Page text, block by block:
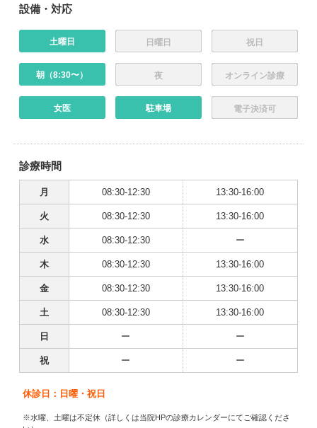
設備・対応
土曜日 日曜日 祝日
朝（8:30〜） 夜 オンライン診療
女医 駐車場 電子決済可
診療時間
月 08:30-12:30 13:30-16:00
火 08:30-12:30 13:30-16:00
水 08:30-12:30 ー
木 08:30-12:30 13:30-16:00
金 08:30-12:30 13:30-16:00
土 08:30-12:30 13:30-16:00
日 ー ー
祝 ー ー
休診日：日曜・祝日
※水曜、土曜は不定休（詳しくは当院HPの診療カレンダーにてご確認くださ